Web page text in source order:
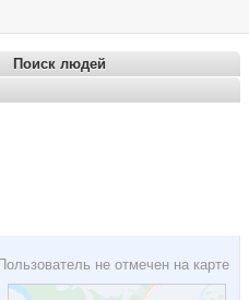
Поиск людей
Пользователь не отмечен на карте